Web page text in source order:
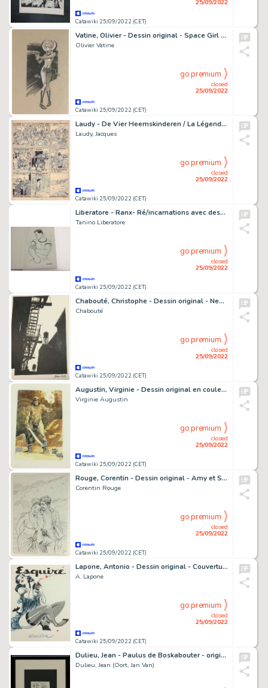
Catawiki 25/09/2022 (CET)
25/09/2022
Vatine, Olivier - Dessin original - Space Girl - (2022)
Olivier Vatine
Catawiki 25/09/2022 (CET)
closed
25/09/2022
go premium
Laudy - De Vier Heemskinderen / La Légende des quatre fils Aymon - original page n°19 + deluxe edition - Cartonné - EO - (1946/2022)
Laudy, Jacques
Catawiki 25/09/2022 (CET)
closed
25/09/2022
go premium
Liberatore - Ranx- Ré/incarnations avec dessin original - TT - Cartonné - EO (2017)
Tanino Liberatore
Catawiki 25/09/2022 (CET)
closed
25/09/2022
go premium
Chabouté, Christophe - Dessin original - New York
Chabouté
Catawiki 25/09/2022 (CET)
closed
25/09/2022
go premium
Augustin, Virginie - Dessin original en couleurs - Conan le cimmérien - (2020)
Virginie Augustin
Catawiki 25/09/2022 (CET)
closed
25/09/2022
go premium
Rouge, Corentin - Dessin original - Amy et Shane - Sangoma, Les damnés de Cape Town - (2021)
Corentin Rouge
Catawiki 25/09/2022 (CET)
closed
25/09/2022
go premium
Lapone, Antonio - Dessin original - Couverture imaginaire "Pin-up Esquire"
A. Lapone
Catawiki 25/09/2022 (CET)
closed
25/09/2022
go premium
Dulieu, Jean - Paulus de Boskabouter - originele pentekening - "Paulus en Pieter" - (1973)
Dulieu, Jean (Oort, Jan Van)